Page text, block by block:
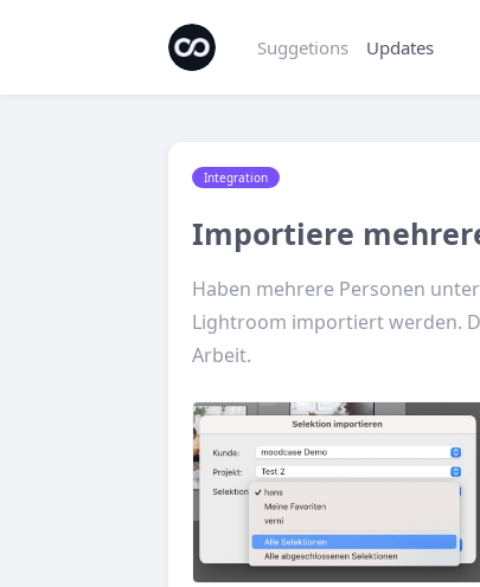
Suggetions Updates
Integration
Importiere
Haben mehrere Personen
Lightroom importiert werden.
Arbeit.